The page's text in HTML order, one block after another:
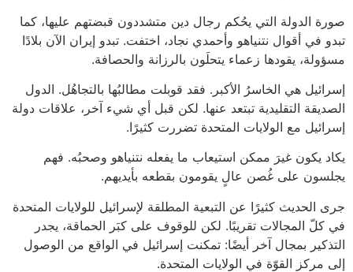
صورة الدولة التي يحُكم رجال دين متشددون قبضتهم عليها، كما
تبدو في أقوال نتنياهو وأحمدي نجاد، اختفت. تبدو إيران الآن بلادًا
مسؤولة، يقودها زعماء يتحلَون بالرزانة والحصافة.
إسرائيل هي الخاسرُ الأكبر. فقد قوبلت مطالبُها بالتجاهُل. الدول
الصديقة التقليدية تبتعد عنها. لكن قبل أي شيء آخر، علاقات دولة
إسرائيل مع الولايات المتحدة تضررت كثيرًا.
يكاد يكون غيرَ ممكن استيعاب ما يفعله نتنياهو وصحبُه. فهم
يجلسون على غُصن عالٍ يقومون بقطعه بأيديهم.
جرى الحديث كثيرًا عن التبعية المطلقة لإسرائيل للولايات المتحدة
في كلّ المجالات تقريبًا. لكن للوقوف على كبَر الحماقة، يجدر
التذكير بمجال آخر أيضًا: تمكنت إسرائيل في الواقع من الوصول
إلى مركز القوّة في الولايات المتحدة.